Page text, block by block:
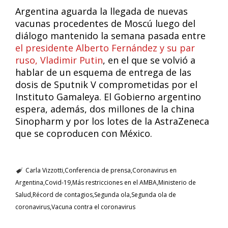
Argentina aguarda la llegada de nuevas
vacunas procedentes de Moscú luego del
diálogo mantenido la semana pasada entre
el presidente Alberto Fernández y su par
ruso, Vladimir Putin, en el que se volvió a
hablar de un esquema de entrega de las
dosis de Sputnik V comprometidas por el
Instituto Gamaleya. El Gobierno argentino
espera, además, dos millones de la china
Sinopharm y por los lotes de la AstraZeneca
que se coproducen con México.
Carla Vizzotti Conferencia de prensa Coronavirus en
Argentina Covid-19Más restricciones en el AMBAMinisterio de
Salud Récord de contagios Segunda ola Segunda ola de
coronavirusVacuna contra el coronavirus